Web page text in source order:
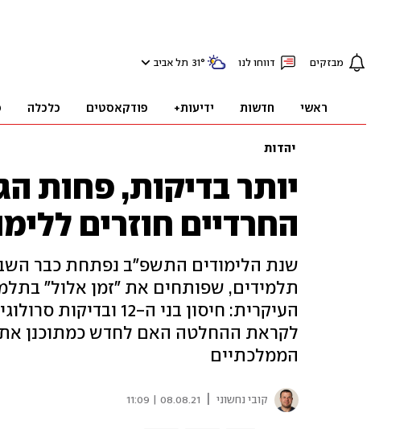
מבזקים דווחו לנו 31° תל אביב
ראשי חדשות ידיעות+ פודקאסטים כלכלה
יהדות
יותר בדיקות, פחות
החרדיים חוזרים
תלמידים, שפותחים את "זמן אלול"
העיקרית: חיסון בני
לקראת ההחלטה האם לחדש כמתוכנן את
הממלכתיים
קובי נחשוני 08.08.21 | 11:09